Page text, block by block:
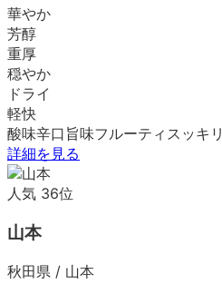
華やか
芳醇
重厚
穏やか
ドライ
軽快
酸味辛口 旨味フルーティ スッキリ
詳細を見る
人気 36位
山本
秋田県 / 山本